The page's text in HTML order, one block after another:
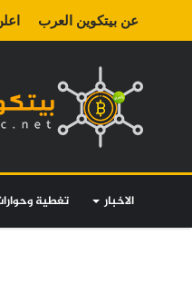
عن بيتكوين العرب
الاخبار تغطية